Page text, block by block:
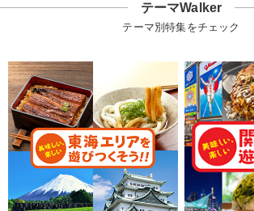
テーマWalker
テーマ別特集をチェック